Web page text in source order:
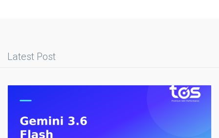
Latest Post